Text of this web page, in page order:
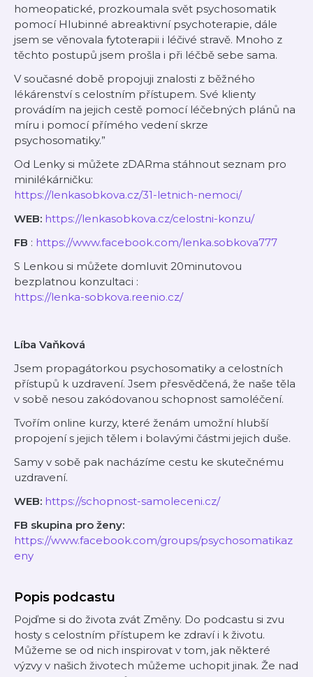
homeopatické, prozkoumala svět psychosomatik
pomocí Hlubinné abreaktivní psychoterapie, dále
jsem se věnovala fytoterapii i léčivé stravě. Mnoho z
těchto postupů jsem prošla i při léčbě sebe sama.
V současné době propojuji znalosti z běžného
lékárenství s celostním přístupem. Své klienty
provádím na jejich cestě pomocí léčebných plánů na
míru i pomocí přímého vedení skrze
psychosomatiky.”
Od Lenky si můžete zDARma stáhnout seznam pro
minilékárničku:
https://lenkasobkova.cz/31-letnich-nemoci/
WEB: https://lenkasobkova.cz/celostni-konzu/
FB : https://www.facebook.com/lenka.sobkova777
S Lenkou si můžete domluvit 20minutovou
bezplatnou konzultaci :
https://lenka-sobkova.reenio.cz/
Líba Vaňková
Jsem propagátorkou psychosomatiky a celostních
přístupů k uzdravení. Jsem přesvědčená, že naše těla
v sobě nesou zakódovanou schopnost samoléčení.
Tvořím online kurzy, které ženám umožní hlubší
propojení s jejich tělem i bolavými částmi jejich duše.
Samy v sobě pak nacházíme cestu ke skutečnému
uzdravení.
WEB: https://schopnost-samoleceni.cz/
FB skupina pro ženy:
https://www.facebook.com/groups/psychosomatikaz
eny
Popis podcastu
Pojďme si do života zvát Změny. Do podcastu si zvu
hosty s celostním přístupem ke zdraví i k životu.
Můžeme se od nich inspirovat v tom, jak některé
výzvy v našich životech můžeme uchopit jinak. Že nad